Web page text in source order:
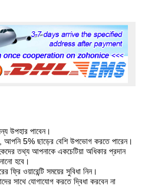
উপহার পাবেন।
আপনি 5% ছাড়ের বেশি উপভোগ করতে পারেন।
তথ্য আপনাকে একচেটিয়া অধিকার প্রদান
হবে।
ফ্রি ওয়ারেন্টি সময়ের সুবিধা নিন।
সাথে যোগাযোগ করতে দ্বিধা করবেন না